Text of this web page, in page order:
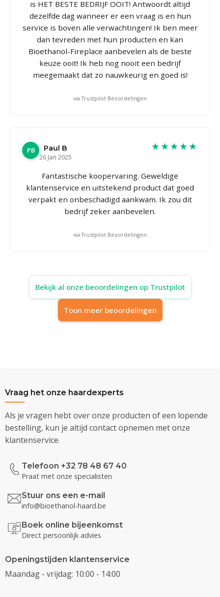
is HET BESTE BEDRIJF OOIT! Antwoordt altijd
dezelfde dag wanneer er een vraag is en hun
service is boven alle verwachtingen! Ik ben meer
dan tevreden met hun producten en kan
Bioethanol-Fireplace aanbevelen als de beste
keuze ooit! Ik heb nog nooit een bedrijf
meegemaakt dat zo nauwkeurig en goed is!
via Trustpilot Beoordelingen
PB
Paul B
26 Jan 2025
★★★★★
Fantastische koopervaring. Geweldige
klantenservice en uitstekend product dat goed
verpakt en onbeschadigd aankwam. Ik zou dit
bedrijf zeker aanbevelen.
via Trustpilot Beoordelingen
Bekijk al onze beoordelingen op Trustpilot
Toon meer beoordelingen
Vraag het onze haardexperts
Als je vragen hebt over onze producten of een lopende
bestelling, kun je altijd contact opnemen met onze
klantenservice.
Telefoon +32 78 48 67 40
Praat met onze specialisten
Stuur ons een e-mail
info@bioethanol-haard.be
Boek online bijeenkomst
Direct persoonlijk advies
Openingstijden klantenservice
Maandag - vrijdag: 10:00 - 14:00